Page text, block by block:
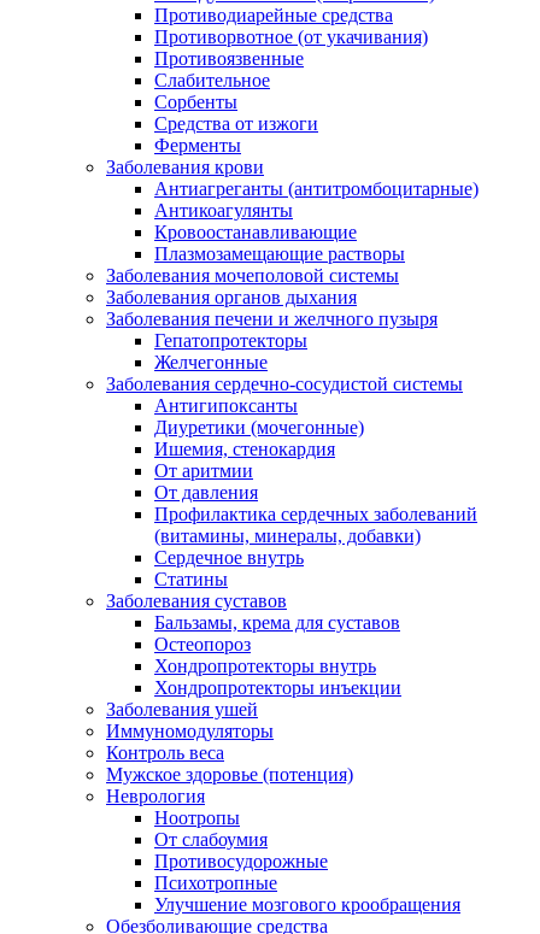
Противодиарейные средства
Противорвотное (от укачивания)
Противоязвенные
Слабительное
Сорбенты
Средства от изжоги
Ферменты
Заболевания крови
Антиагреганты (антитромбоцитарные)
Антикоагулянты
Кровоостанавливающие
Плазмозамещающие растворы
Заболевания мочеполовой системы
Заболевания органов дыхания
Заболевания печени и желчного пузыря
Гепатопротекторы
Желчегонные
Заболевания сердечно-сосудистой системы
Антигипоксанты
Диуретики (мочегонные)
Ишемия, стенокардия
От аритмии
От давления
Профилактика сердечных заболеваний
(витамины, минералы, добавки)
Сердечное внутрь
Статины
Заболевания суставов
Бальзамы, крема для суставов
Остеопороз
Хондропротекторы внутрь
Хондропротекторы инъекции
Заболевания ушей
Иммуномодуляторы
Контроль веса
Мужское здоровье (потенция)
Неврология
Ноотропы
От слабоумия
Противосудорожные
Психотропные
Улучшение мозгового крообращения
Обезболивающие средства